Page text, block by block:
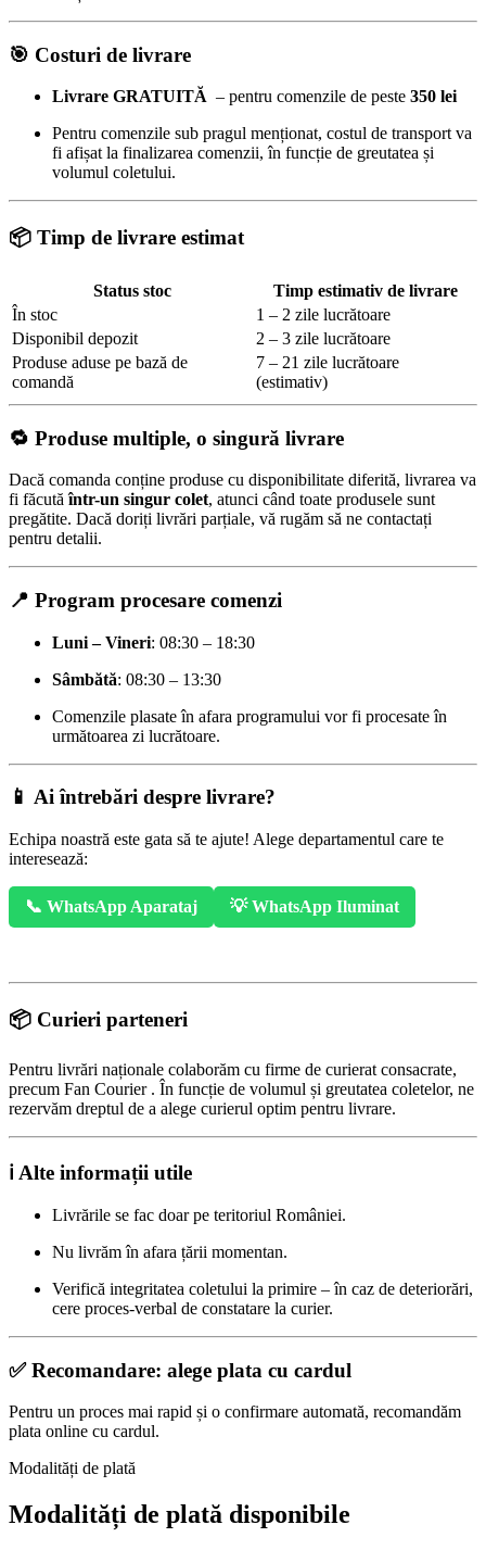
🎯 Costuri de livrare
Livrare GRATUITĂ – pentru comenzile de peste 350 lei
Pentru comenzile sub pragul menționat, costul de transport va
fi afișat la finalizarea comenzii, în funcție de greutatea și
volumul coletului.
📦 Timp de livrare estimat
Status stoc
Timp estimativ de livrare
În stoc
1 – 2 zile lucrătoare
Disponibil depozit
2 – 3 zile lucrătoare
Produse aduse pe bază de
comandă
7 – 21 zile lucrătoare
(estimativ)
🔁 Produse multiple, o singură livrare
Dacă comanda conține produse cu disponibilitate diferită, livrarea va
fi făcutăîntr-un singur colet, atunci când toate produsele sunt
pregătite. Dacă doriți livrări parțiale, vă rugăm să ne contactați
pentru detalii.
📍 Program procesare comenzi
Luni – Vineri: 08:30 – 18:30
Sâmbătă: 08:30 – 13:30
Comenzile plasate în afara programului vor fi procesate în
următoarea zi lucrătoare.
📱 Ai întrebări despre livrare?
Echipa noastră este gata să te ajute! Alege departamentul care te
interesează:
📞 WhatsApp Aparataj 💡 WhatsApp Iluminat
📦 Curieri parteneri
Pentru livrări naționale colaborăm cu firme de curierat consacrate,
precum Fan Courier . În funcție de volumul și greutatea coletelor, ne
rezervăm dreptul de a alege curierul optim pentru livrare.
ℹ️ Alte informații utile
Livrările se fac doar pe teritoriul României.
Nu livrăm în afara țării momentan.
Verifică integritatea coletului la primire – în caz de deteriorări,
cere proces-verbal de constatare la curier.
✅ Recomandare: alege plata cu cardul
Pentru un proces mai rapid și o confirmare automată, recomandăm
plata online cu cardul.
Modalități de plată
Modalități de plată disponibile